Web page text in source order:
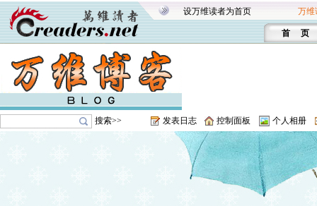
设万维读者为首页 万维
首 页
搜索>> 发表日志 控制面板 个人相册